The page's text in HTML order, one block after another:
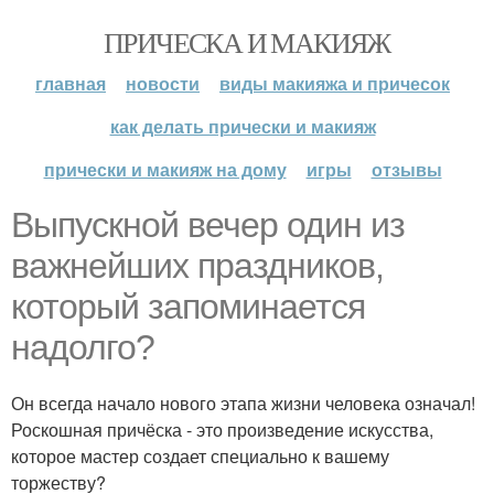
ПРИЧЕСКА И МАКИЯЖ
главная новости
виды макияжа и причесок
как делать прически и макияж
прически и макияж на дому
игры отзывы
Выпускной вечер один из
важнейших праздников,
который запоминается
надолго?
Он всегда начало нового этапа жизни человека означал!
Роскошная причёска - это произведение искусства,
которое мастер создает специально к вашему
торжеству?